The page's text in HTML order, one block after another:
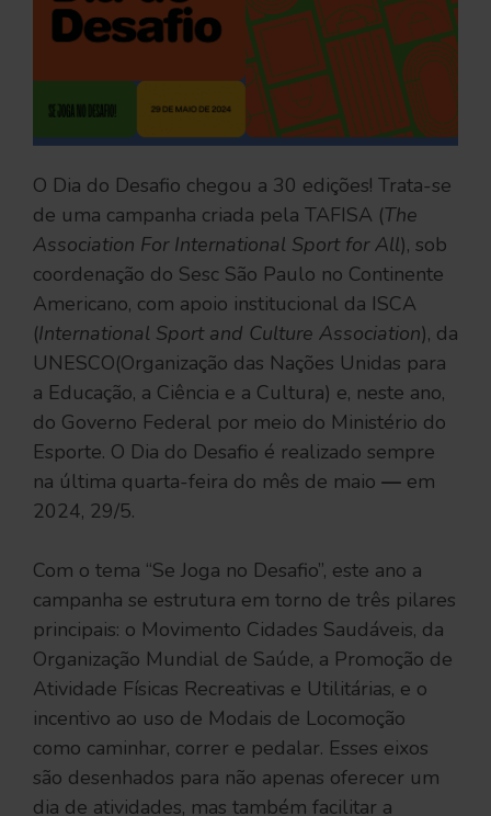
O Dia do Desafio chegou a 30 edições! Trata-se
de uma campanha criada pela TAFISA (The
Association For International Sport for All), sob
coordenação do Sesc São Paulo no Continente
Americano, com apoio institucional da ISCA
(International Sport and Culture Association), da
UNESCO(Organização das Nações Unidas para
a Educação, a Ciência e a Cultura) e, neste ano,
do Governo Federal por meio do Ministério do
Esporte. O Dia do Desafio é realizado sempre
na última quarta-feira do mês de maio — em
2024, 29/5.
Com o tema “Se Joga no Desafio”, este ano a
campanha se estrutura em torno de três pilares
principais: o Movimento Cidades Saudáveis, da
Organização Mundial de Saúde, a Promoção de
Atividade Físicas Recreativas e Utilitárias, e o
incentivo ao uso de Modais de Locomoção
como caminhar, correr e pedalar. Esses eixos
são desenhados para não apenas oferecer um
dia de atividades, mas também facilitar a